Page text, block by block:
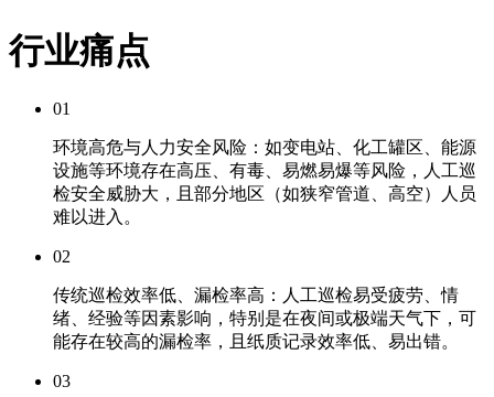
行业痛点
01
环境高危与人力安全风险： 如变电站、化工罐区、能源
设施等环境存在高压、有毒、易燃易爆等风险，人工巡
检安全威胁大，且部分地区（如狭窄管道、高空）人员
难以进入。
02
传统巡检效率低、漏检率高： 人工巡检易受疲劳、情
绪、经验等因素影响，特别是在夜间或极端天气下，可
能存在较高的漏检率，且纸质记录效率低、易出错。
03